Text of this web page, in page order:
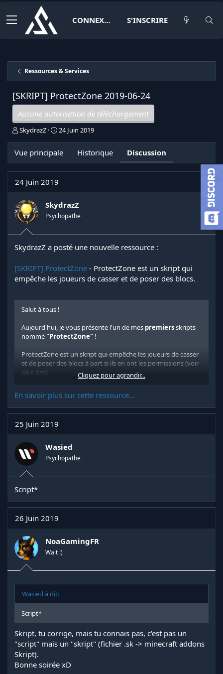
CONNEXION S'INSCRIRE
Ressources & Services
[SKRIPT] ProtectZone 2019-06-24
Aucune autorisation de téléchargement
I
t
i
t
u
r
d
l
a
i
s
c
s
s
o
n
SkydrazZ
D
e
d
b
u
t
24 Juin 2019
Vue principale Historique Discussion
24 Juin 2019
SkydrazZ
Psychopathe
SkydrazZ a posté une nouvelle ressource :
[SKRIPT] ProtectZone - ProtectZone est un skript qui
empêche les joueurs de casser et de poser des blocs.
Salut à tous !
Aujourd'hui, je vous présente l'un de mes premiersskripts
nommé "ProtectZone" !
ProtectZone est un skript qui empêche les joueurs de casser
et de poser des blocs à part si ils en ont les permissions (voir
plus bas)
/protectzone : permet de voir mes infos !
LES PERMISSIONS:
build.place:
build.break:permission pour...
Cliquez pour agrandir...
En savoir plus sur cette ressource...
25 Juin 2019
Wasied
Psychopathe
Script*
26 Juin 2019
NoaGamingFR
Wait :)
Wasied à dit:
Script*
Skript, tu corrige, mais tu connais pas, c'est pas un
"script" mais un "skript" (fichier .sk -> minecraft addons
Skript).
Bonne soirée xD